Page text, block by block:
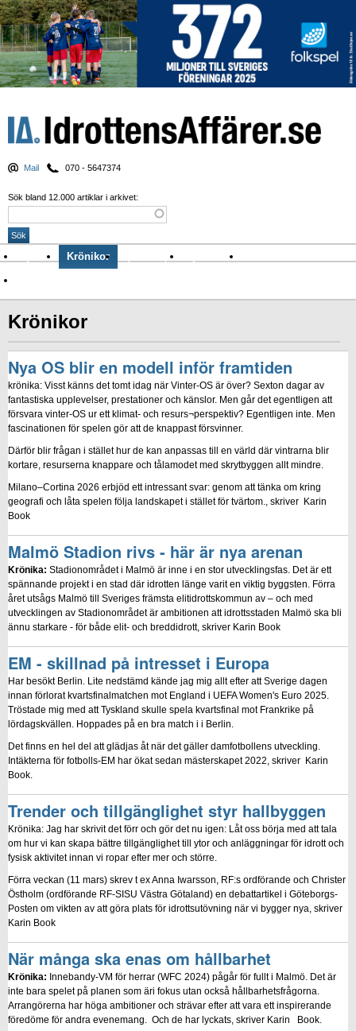
Mail 070 - 5647374
Sök bland 12.000 artiklar i arkivet:
Nyheter Krönikor Sport & spel Nyhetsbrev
Krönikor
Nya OS blir en modell inför framtiden
krönika: Visst känns det tomt idag när Vinter-OS är över? Sexton dagar av
fantastiska upplevelser, prestationer och känslor. Men går det egentligen att
försvara vinter-OS ur ett klimat- och resurs¬perspektiv? Egentligen inte. Men
fascinationen för spelen gör att de knappast försvinner.
Därför blir frågan i stället hur de kan anpassas till en värld där vintrarna blir
kortare, resurserna knappare och tålamodet med skrytbyggen allt mindre.
Milano–Cortina 2026 erbjöd ett intressant svar: genom att tänka om kring
geografi och låta spelen följa landskapet i stället för tvärtom., skriver Karin
Book
Malmö Stadion rivs - här är nya arenan
Krönika: Stadionområdet i Malmö är inne i en stor utvecklingsfas. Det är ett
spännande projekt i en stad där idrotten länge varit en viktig byggsten. Förra
året utsågs Malmö till Sveriges främsta elitidrottskommun av – och med
utvecklingen av Stadionområdet är ambitionen att idrottsstaden Malmö ska bli
ännu starkare - för både elit- och breddidrott, skriver Karin Book
EM - skillnad på intresset i Europa
Har besökt Berlin. Lite nedstämd kände jag mig allt efter att Sverige dagen
innan förlorat kvartsfinalmatchen mot England i UEFA Women's Euro 2025.
Tröstade mig med att Tyskland skulle spela kvartsfinal mot Frankrike på
lördagskvällen. Hoppades på en bra match i i Berlin.
Det finns en hel del att glädjas åt när det gäller damfotbollens utveckling.
Intäkterna för fotbolls-EM har ökat sedan mästerskapet 2022, skriver Karin
Book.
Trender och tillgänglighet styr hallbyggen
Krönika: Jag har skrivit det förr och gör det nu igen: Låt oss börja med att tala
om hur vi kan skapa bättre tillgänglighet till ytor och anläggningar för idrott och
fysisk aktivitet innan vi ropar efter mer och större.
Förra veckan (11 mars) skrev t ex Anna Iwarsson, RF:s ordförande och Christer
Östholm (ordförande RF-SISU Västra Götaland) en debattartikel i Göteborgs-
Posten om vikten av att göra plats för idrottsutövning när vi bygger nya, skriver
Karin Book
När många ska enas om hållbarhet
Krönika: Innebandy-VM för herrar (WFC 2024) pågår för fullt i Malmö. Det är
inte bara spelet på planen som äri fokus utan också hållbarhetsfrågorna.
Arrangörerna har höga ambitioner och strävar efter att vara ett inspirerande
föredöme för andra evenemang. Och de har lyckats, skriver Karin Book.